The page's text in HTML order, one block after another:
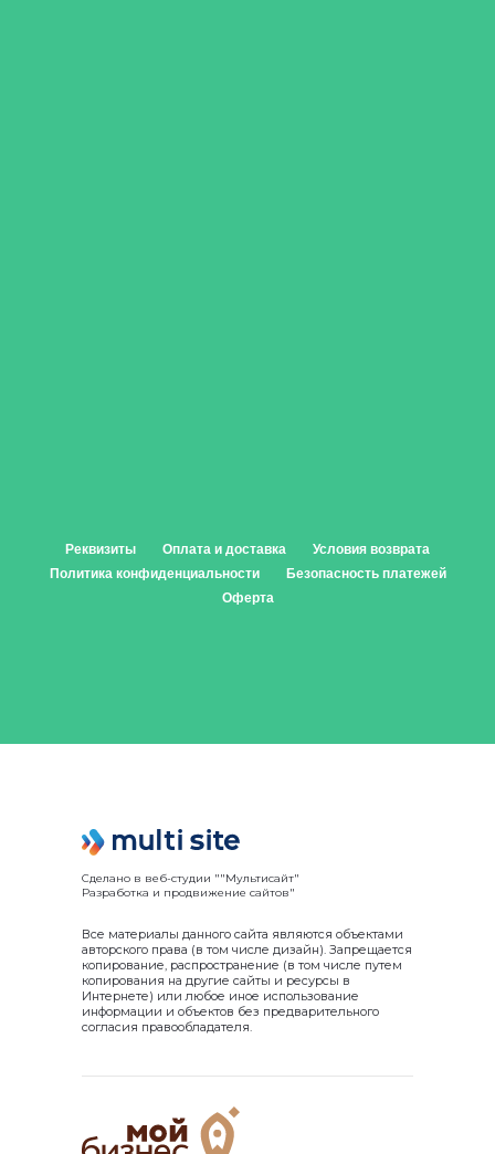
Реквизиты Оплата и доставка
Условия возврата
Политика конфиденциальности
Безопасность платежей
Оферта
Сделано в веб-студии ""Мультисайт"
Разработка и продвижение сайтов"
Все материалы данного сайта являются объектами
авторского права (в том числе дизайн). Запрещается
копирование, распространение (в том числе путем
копирования на другие сайты и ресурсы в
Интернете) или любое иное использование
информации и объектов без предварительного
согласия правообладателя.